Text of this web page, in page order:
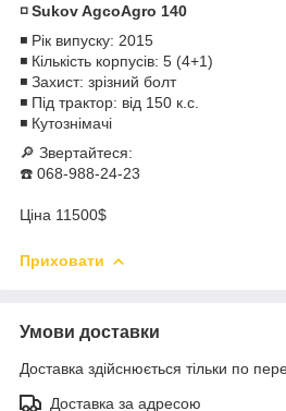
◽️ Sukov AgcoAgro 140
◾️ Рік випуску: 2015
◾️ Кількість корпусів: 5 (4+1)
◾️ Захист: зрізний болт
◾️ Під трактор: від 150 к.с.
◾️ Кутознімачі
🔎 Звертайтеся:
☎️ 068-988-24-23
Ціна 11500$
Приховати
Умови доставки
Доставка здійснюється тільки по
Доставка за адресою